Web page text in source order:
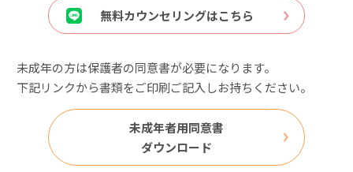
無料カウンセリングはこちら
未成年の方は保護者の同意書が必要になります。
下記リンクから書類をご印刷ご記入しお持ちください。
未成年者用同意書
ダウンロード